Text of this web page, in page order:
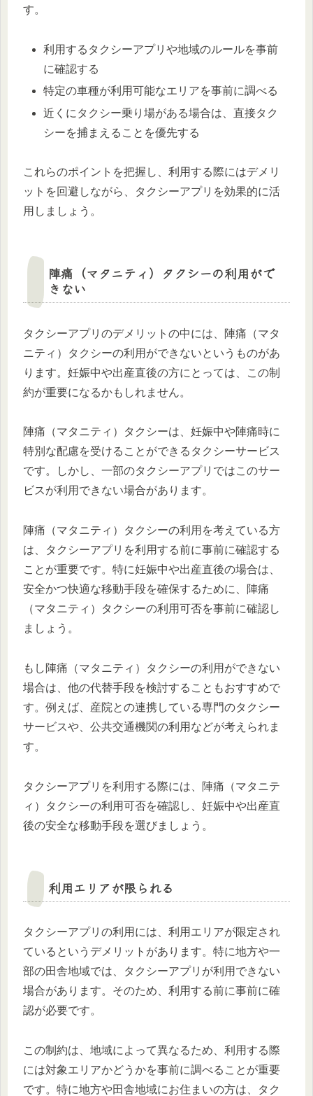
す。
利用するタクシーアプリや地域のルールを事前
に確認する
特定の車種が利用可能なエリアを事前に調べる
近くにタクシー乗り場がある場合は、直接タク
シーを捕まえることを優先する
これらのポイントを把握し、利用する際にはデメリ
ットを回避しながら、タクシーアプリを効果的に活
用しましょう。
陣痛（マタニティ）タクシーの利用がで
きない
タクシーアプリのデメリットの中には、陣痛（マタ
ニティ）タクシーの利用ができないというものがあ
ります。妊娠中や出産直後の方にとっては、この制
約が重要になるかもしれません。
陣痛（マタニティ）タクシーは、妊娠中や陣痛時に
特別な配慮を受けることができるタクシーサービス
です。しかし、一部のタクシーアプリではこのサー
ビスが利用できない場合があります。
陣痛（マタニティ）タクシーの利用を考えている方
は、タクシーアプリを利用する前に事前に確認する
ことが重要です。特に妊娠中や出産直後の場合は、
安全かつ快適な移動手段を確保するために、陣痛
（マタニティ）タクシーの利用可否を事前に確認し
ましょう。
もし陣痛（マタニティ）タクシーの利用ができない
場合は、他の代替手段を検討することもおすすめで
す。例えば、産院との連携している専門のタクシー
サービスや、公共交通機関の利用などが考えられま
す。
タクシーアプリを利用する際には、陣痛（マタニテ
ィ）タクシーの利用可否を確認し、妊娠中や出産直
後の安全な移動手段を選びましょう。
利用エリアが限られる
タクシーアプリの利用には、利用エリアが限定され
ているというデメリットがあります。特に地方や一
部の田舎地域では、タクシーアプリが利用できない
場合があります。そのため、利用する前に事前に確
認が必要です。
この制約は、地域によって異なるため、利用する際
には対象エリアかどうかを事前に調べることが重要
です。特に地方や田舎地域にお住まいの方は、タク